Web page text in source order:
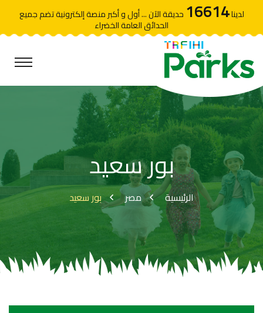
لدينا16614 حديقة الآن ... أول و أكبر منصة إلكترونية تضم جميع
الحدائق العامة الخضراء
بور سعيد
الرئيسية مصر بور سعيد